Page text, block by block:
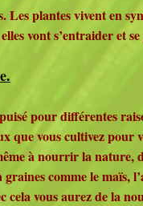
plantes vivent en
vont s’entraider et
pour différentes
que vous cultivez
à nourrir la
comme le maïs,
cela vous aurez de la